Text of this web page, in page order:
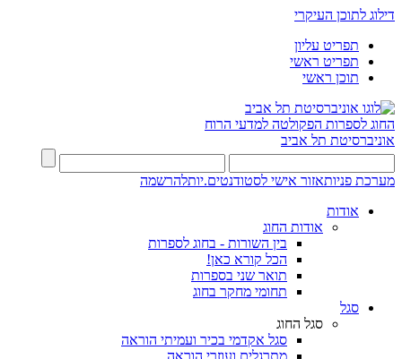
דילוג לתוכן העיקרי
תפריט עליון
תפריט ראשי
תוכן ראשי
החוג לספרות הפקולטה למדעי הרוח
אוניברסיטת תל אביב
מערכת פניותאזור אישי לסטודנטים.יותלהרשמה
אודות
אודות החוג
בין השורות - בחוג לספרות
הכל קורא כאן!
תואר שני בספרות
תחומי מחקר בחוג
סגל
סגל החוג
סגל אקדמי בכיר ועמיתי הוראה
מתרגלים ועוזרי הוראה